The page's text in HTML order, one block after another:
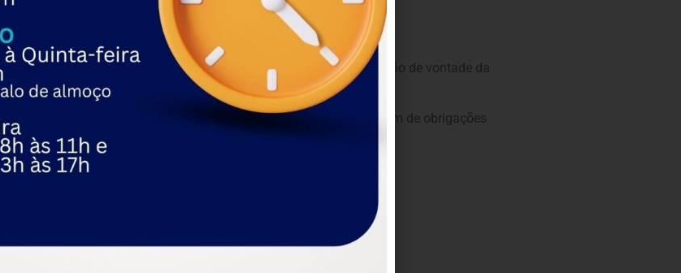
anulando o pedido de demissão. Para a magistrada, a manifestação de vontade da
da ré.
de 36 dias, 13º proporcional e férias proporcionais com 1/3, além de obrigações
tendo a condenação sido arbitrada, no total, em R$ 40 mil.